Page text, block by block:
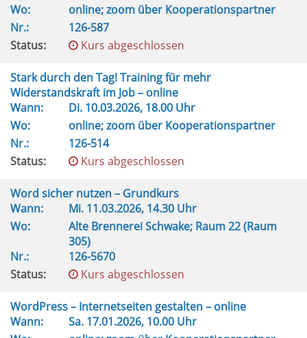
Wo:
online; zoom über Kooperationspartner
Nr.:
126-587
Status:
Kurs abgeschlossen
Stark durch den Tag! Training für mehr
Widerstandskraft im Job – online
Wann:
Di. 10.03.2026, 18.00 Uhr
Wo:
online; zoom über Kooperationspartner
Nr.:
126-514
Status:
Kurs abgeschlossen
Word sicher nutzen – Grundkurs
Wann:
Mi. 11.03.2026, 14.30 Uhr
Wo:
Alte Brennerei Schwake; Raum 22 (Raum
305)
Nr.:
126-5670
Status:
Kurs abgeschlossen
WordPress – Internetseiten gestalten – online
Wann:
Sa. 17.01.2026, 10.00 Uhr